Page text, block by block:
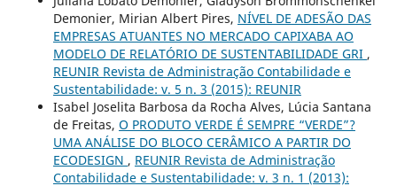
Demonier, Mirian Albert Pires, NÍVEL DE ADESÃO DAS
EMPRESAS ATUANTES NO MERCADO CAPIXABA AO
MODELO DE RELATÓRIO DE SUSTENTABILIDADE GRI ,
REUNIR Revista de Administração Contabilidade e
Sustentabilidade: v. 5 n. 3 (2015): REUNIR
Isabel Joselita Barbosa da Rocha Alves, Lúcia Santana
de Freitas, O PRODUTO VERDE É SEMPRE “VERDE”?
UMA ANÁLISE DO BLOCO CERÂMICO A PARTIR DO
ECODESIGN , REUNIR Revista de Administração
Contabilidade e Sustentabilidade: v. 3 n. 1 (2013):